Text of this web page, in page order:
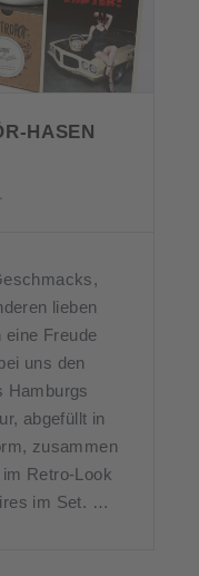
HASEN
lieben
Freude
uns den
Hamburgs
abgefüllt in
zusammen
Retro-Look
im Set. …